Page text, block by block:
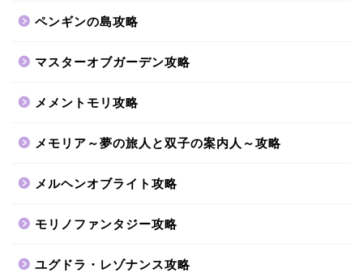
ペンギンの島攻略
マスターオブガーデン攻略
メメントモリ攻略
メモリア～夢の旅人と双子の案内人～攻略
メルヘンオブライト攻略
モリノファンタジー攻略
ユグドラ・レゾナンス攻略